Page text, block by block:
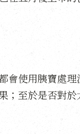
會使用胰寶處理
；至於是否對於